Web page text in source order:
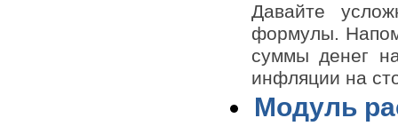
Давайте
формулы.
суммы денег
инфляции на
Модуль